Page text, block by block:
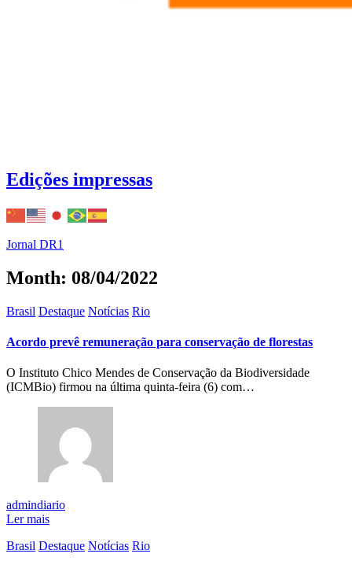
Edições impressas
Jornal DR1
Month: 08/04/2022
Brasil Destaque Notícias Rio
Acordo prevê remuneração para conservação de florestas
O Instituto Chico Mendes de Conservação da Biodiversidade
(ICMBio) firmou na última quinta-feira (6) com…
admindiario
Ler mais
Brasil Destaque Notícias Rio